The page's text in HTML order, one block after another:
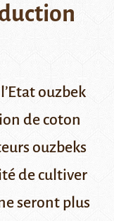
ouzbek
de coton
ouzbeks
de cultiver
seront plus